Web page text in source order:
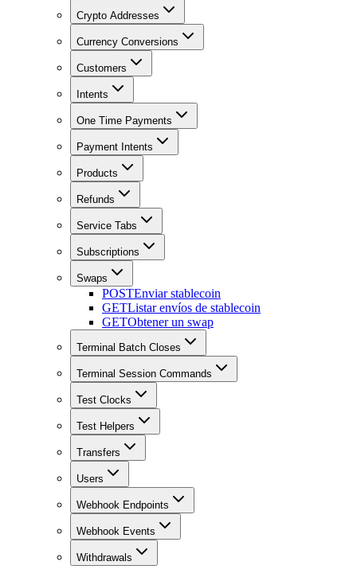
Crypto Addresses
Currency Conversions
Customers
Intents
One Time Payments
Payment Intents
Products
Refunds
Service Tabs
Subscriptions
Swaps
POSTEnviar stablecoin
GETListar envíos de stablecoin
GETObtener un swap
Terminal Batch Closes
Terminal Session Commands
Test Clocks
Test Helpers
Transfers
Users
Webhook Endpoints
Webhook Events
Withdrawals